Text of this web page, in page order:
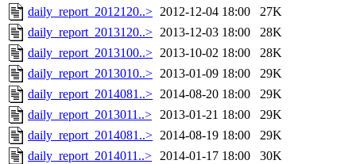
daily_report_2012120..> 2012-12-04 18:00
27K
daily_report_2013120..> 2013-12-03 18:00
28K
daily_report_2013100..> 2013-10-02 18:00
28K
daily_report_2013010..> 2013-01-09 18:00
29K
daily_report_2014081..> 2014-08-20 18:00
29K
daily_report_2013011..> 2013-01-21 18:00
29K
daily_report_2014081..> 2014-08-19 18:00
29K
daily_report_2014011..> 2014-01-17 18:00
30K